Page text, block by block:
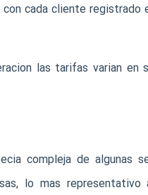
cada cliente
las tarifas varian
compleja de
lo mas